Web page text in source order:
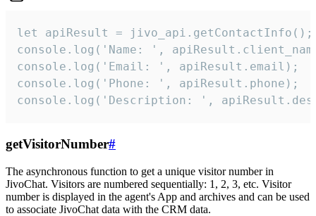
let apiResult = jivo_api.getContactInfo();
console.log('Name: ',
console.log('Email: ', apiResult.email);
console.log('Phone: ', apiResult.phone);
console.log('Description: ',
getVisitorNumber#
The asynchronous function to get a unique visitor number in
JivoChat. Visitors are numbered sequentially: 1, 2, 3, etc. Visitor
number is displayed in the agent's App and archives and can be used
to associate JivoChat data with the CRM data.